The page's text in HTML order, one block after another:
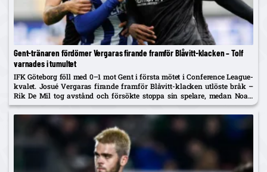
Gent-tränaren fördömer Vergaras firande framför Blåvitt-klacken – Tolf
varnades i tumultet
IFK Göteborg föll med 0–1 mot Gent i första mötet i Conference League-
kvalet. Josué Vergaras firande framför Blåvitt-klacken utlöste bråk –
Rik De Mil tog avstånd och försökte stoppa sin spelare, medan Noah
Tolf varnades och Erlingmark sågar domarinsatsen.